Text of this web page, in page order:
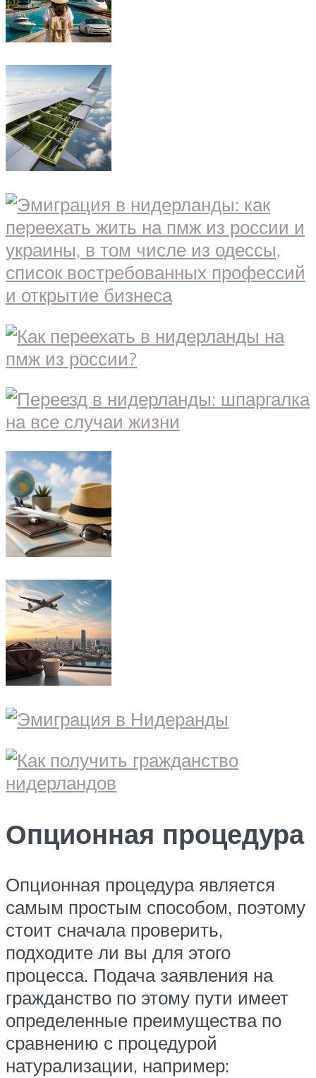
Опционная процедура
Опционная процедура является
самым простым способом, поэтому
стоит сначала проверить,
подходите ли вы для этого
процесса. Подача заявления на
гражданство по этому пути имеет
определенные преимущества по
сравнению с процедурой
натурализации, например: